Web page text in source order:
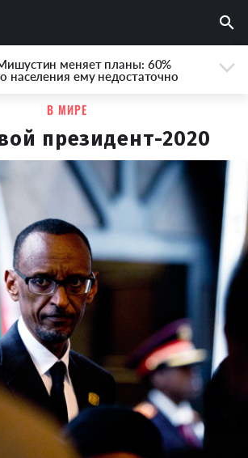
меняет планы: 60%
населения ему недостаточно
В МИРЕ
президент-2020